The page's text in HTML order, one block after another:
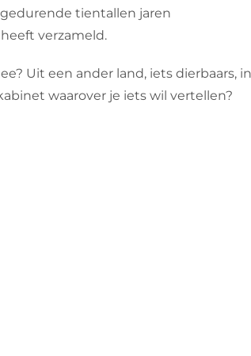
tientallen jaren
verzameld.
Uit een ander land, iets dierbaars,
waarover je iets wil vertellen?